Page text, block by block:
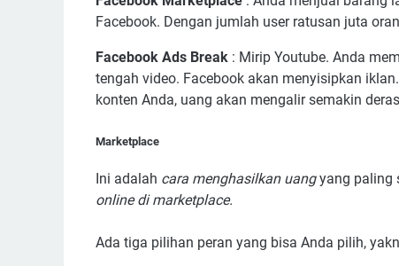
Facebook. Dengan jumlah user ratusan juta
Facebook Ads Break : Mirip Youtube. Anda
tengah video. Facebook akan menyisipkan
konten Anda, uang akan mengalir semakin
Marketplace
Ini adalah cara menghasilkan uangyang paling
online di marketplace.
Ada tiga pilihan peran yang bisa Anda pilih,